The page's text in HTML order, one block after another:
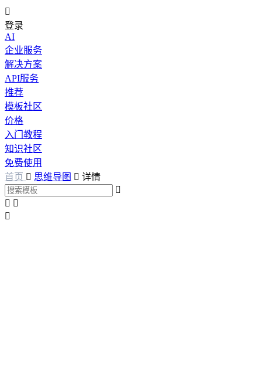

登录
AI
企业服务
解决方案
API服务
推荐
模板社区
价格
入门教程
知识社区
免费使用
首页  思维导图  详情

 
